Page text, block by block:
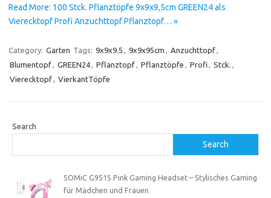
Read More: 100 Stck. Pflanztöpfe 9x9x9,5cm GREEN24 als
Vierecktopf Profi Anzuchttopf Pflanztopf… »
Category: Garten Tags: 9x9x9.5 , 9x9x95cm , Anzuchttopf,
Blumentopf, GREEN24, Pflanztopf, Pflanztöpfe , Profi, Stck. ,
Vierecktopf, VierkantTöpfe
Search
Search
SOMiC G951S Pink Gaming Headset – Stylisches Gaming
für Mädchen und Frauen